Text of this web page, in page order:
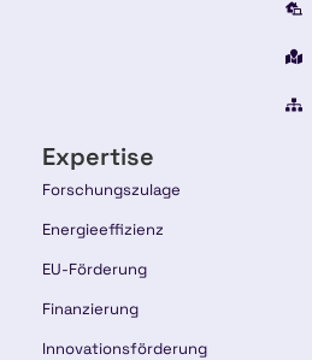
Expertise
Forschungszulage
Energieeffizienz
EU-Förderung
Finanzierung
Innovationsförderung